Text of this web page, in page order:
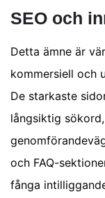
SEO och
Detta ämne är
kommersiell och
De starkaste
långsiktig
och FAQ-
fånga